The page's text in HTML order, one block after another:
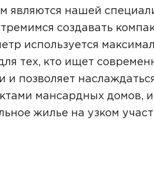
являются нашей
создавать
используется
тех, кто ищет
и позволяет
мансардных домов,
жилье на узком
Звонок
персональных данныхи
Рассчитать стоимость